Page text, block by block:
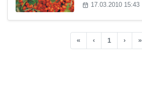
17.03.2010 15:43
« ‹ 1 › »